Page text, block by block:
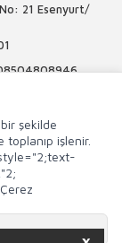
21 Esenyurt/
şekilde
işlenir.